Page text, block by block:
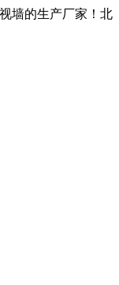
墙的生产厂家！北